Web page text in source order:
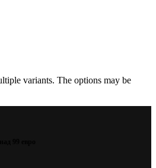
variants. The options may be